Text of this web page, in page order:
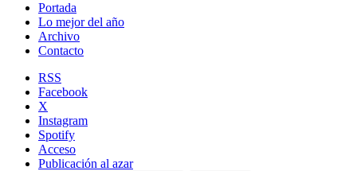
Portada
Lo mejor del año
Archivo
Contacto
RSS
Facebook
X
Instagram
Spotify
Acceso
Publicación al azar